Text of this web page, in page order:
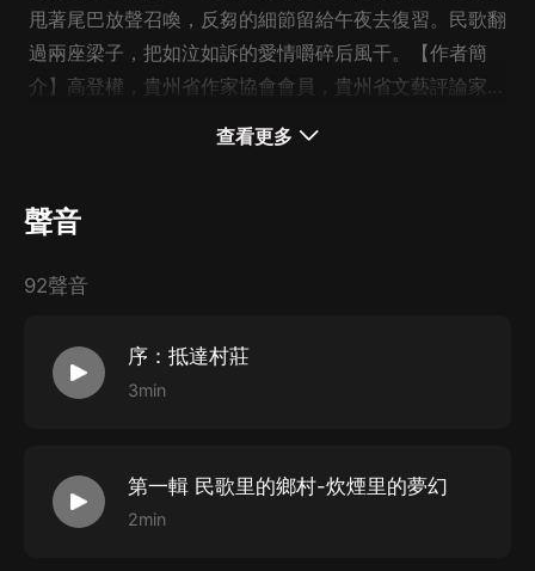
甩著尾巴放聲召喚，反芻的細節留給午夜去復習。民歌翻
過兩座梁子，把如泣如訴的愛情嚼碎后風干。【作者簡
介】高登權，貴州省作家協會會員，貴州省文藝評論家協
內刊。作品散見《綠風》詩刊、《當代小說》、《散文詩
《人大論壇》等報刊雜志及各種內刊。有作品選入長江文
出版社出版的《高邈的空間與幻想》、《崛起的大山》
《香港散文詩選》和四川民族出版社出版的《水城文學作
小說《醫聖吳天》正在掌閱平臺連載。長篇小說《梧桐落
葉》有聲書在喜馬拉雅連載。【主播簡介】阿拉個偉愛聲
查看更多
聲音
92聲音
序：抵達村莊
3min
第一輯 民歌里的鄉村-炊煙里的夢幻
2min